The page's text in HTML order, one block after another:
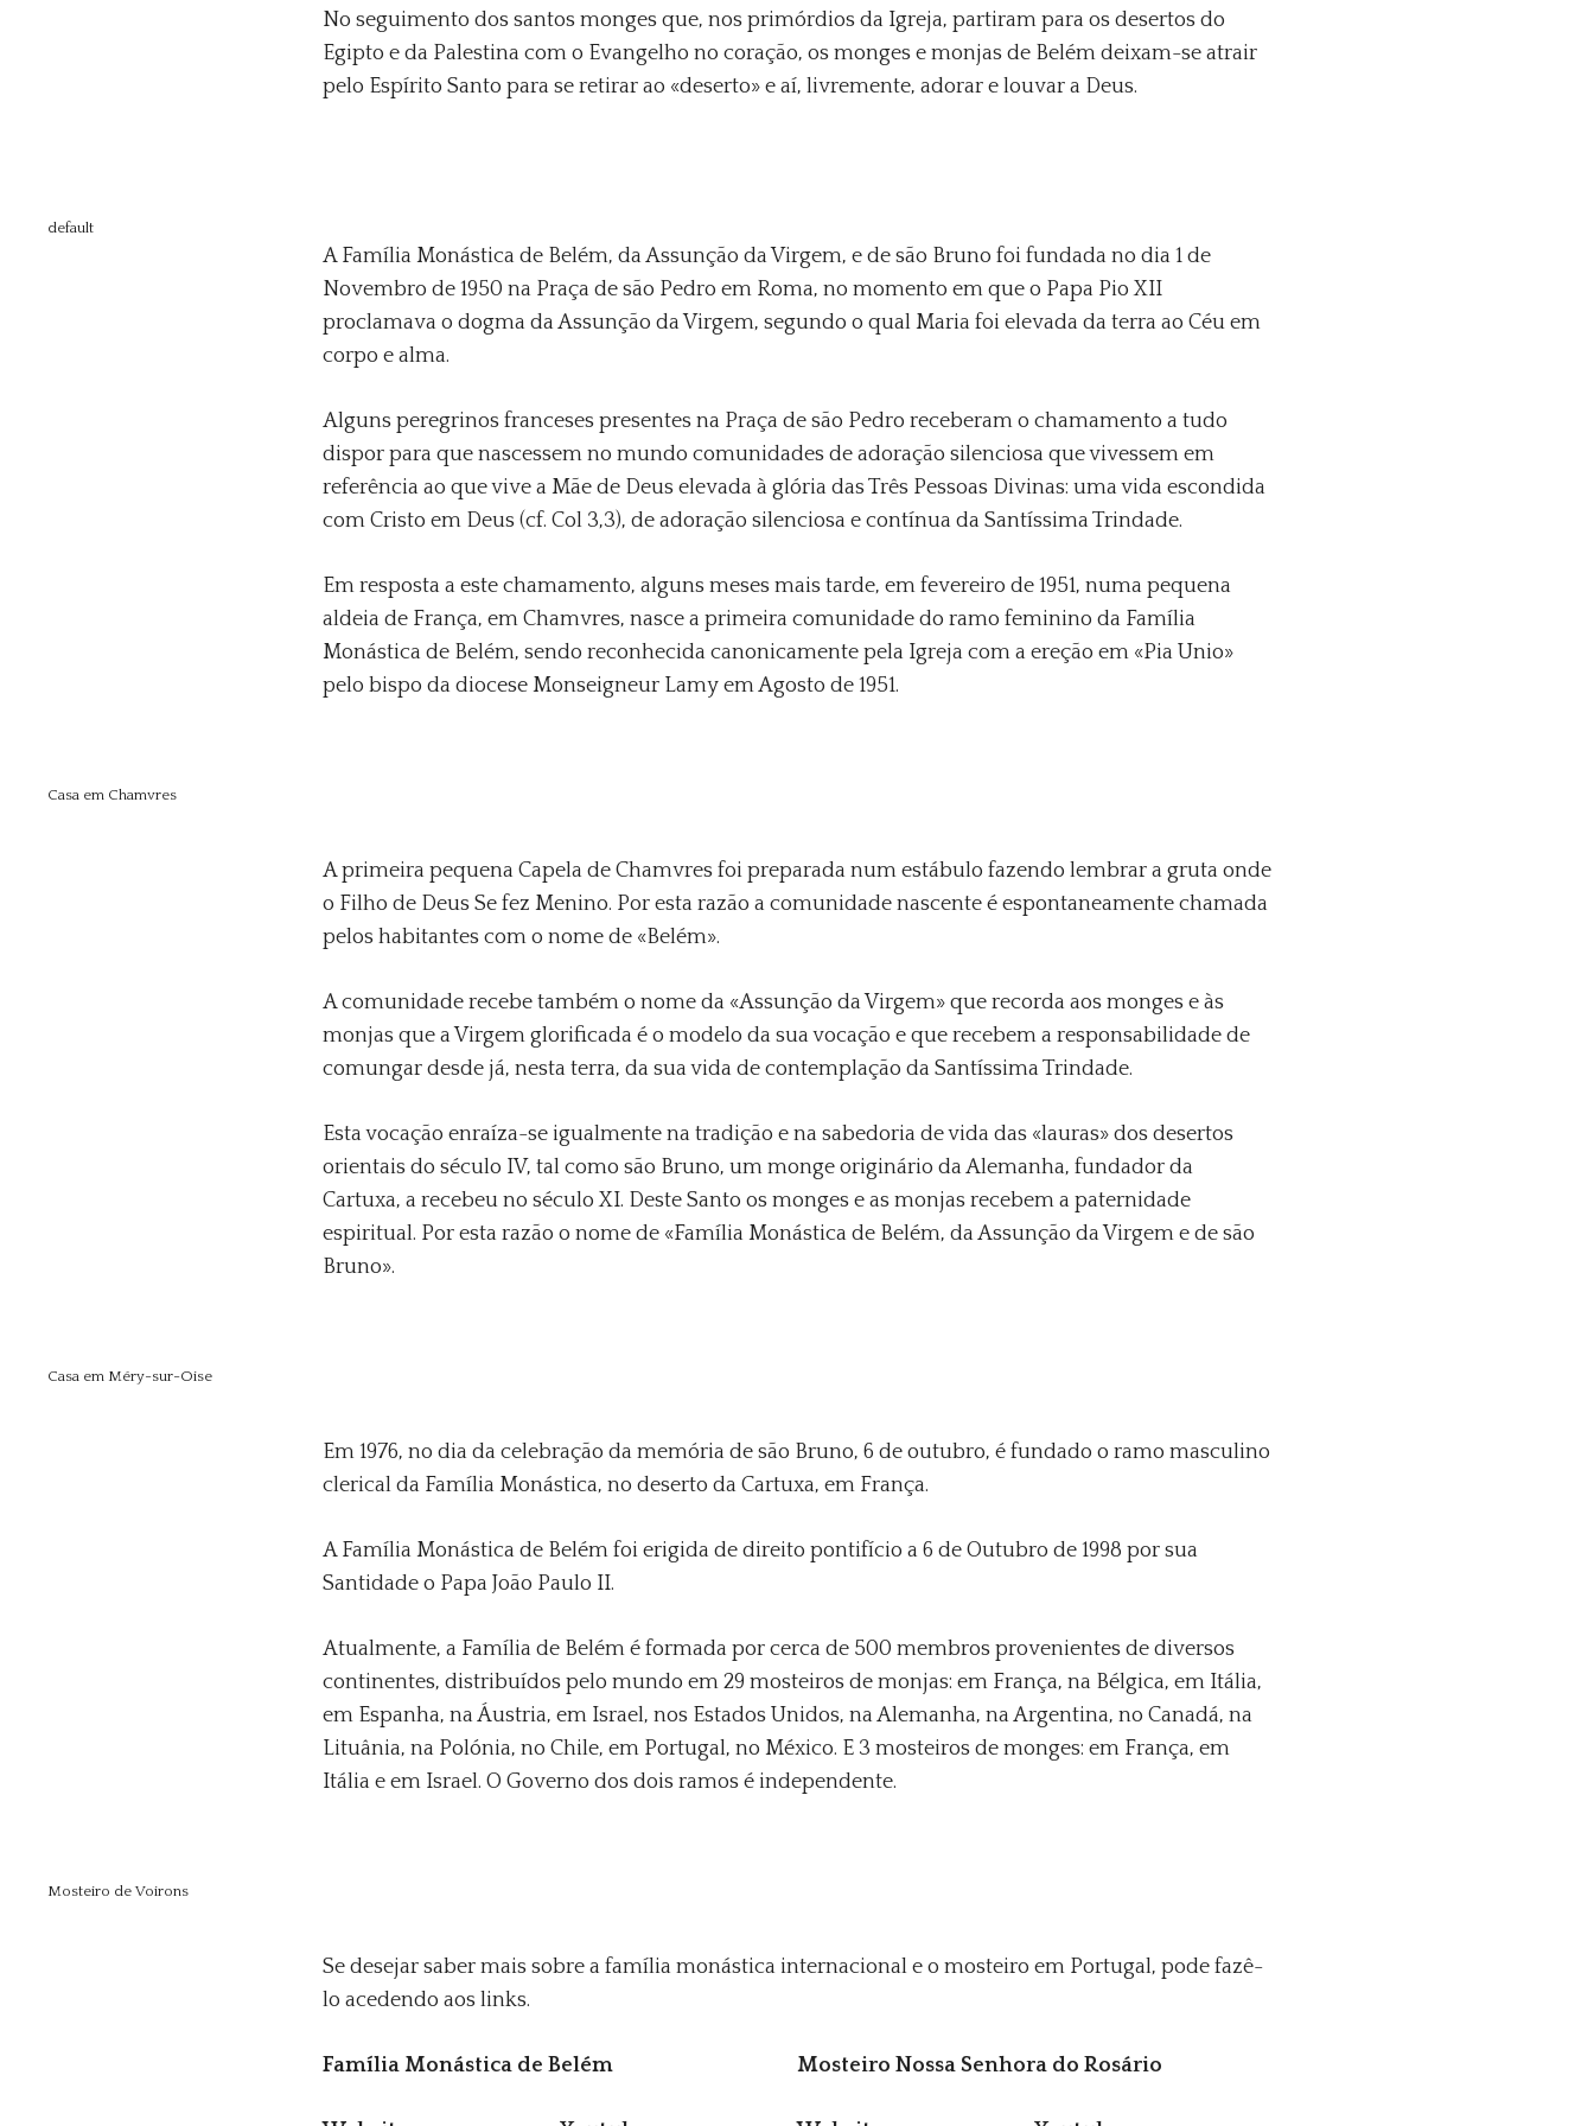
No seguimento dos santos monges que, nos primórdios da Igreja, partiram para os desertos do
Egipto e da Palestina com o Evangelho no coração, os monges e monjas de Belém deixam-se atrair
pelo Espírito Santo para se retirar ao «deserto» e aí, livremente, adorar e louvar a Deus.
default
A Família Monástica de Belém, da Assunção da Virgem, e de são Bruno foi fundada no dia 1 de
Novembro de 1950 na Praça de são Pedro em Roma, no momento em que o Papa Pio XII
proclamava o dogma da Assunção da Virgem, segundo o qual Maria foi elevada da terra ao Céu em
corpo e alma.
Alguns peregrinos franceses presentes na Praça de são Pedro receberam o chamamento a tudo
dispor para que nascessem no mundo comunidades de adoração silenciosa que vivessem em
referência ao que vive a Mãe de Deus elevada à glória das Três Pessoas Divinas: uma vida escondida
com Cristo em Deus (cf. Col 3,3), de adoração silenciosa e contínua da Santíssima Trindade.
Em resposta a este chamamento, alguns meses mais tarde, em fevereiro de 1951, numa pequena
aldeia de França, em Chamvres, nasce a primeira comunidade do ramo feminino da Família
Monástica de Belém, sendo reconhecida canonicamente pela Igreja com a ereção em «Pia Unio»
pelo bispo da diocese Monseigneur Lamy em Agosto de 1951.
Casa em Chamvres
A primeira pequena Capela de Chamvres foi preparada num estábulo fazendo lembrar a gruta onde
o Filho de Deus Se fez Menino. Por esta razão a comunidade nascente é espontaneamente chamada
pelos habitantes com o nome de «Belém».
A comunidade recebe também o nome da «Assunção da Virgem» que recorda aos monges e às
monjas que a Virgem glorificada é o modelo da sua vocação e que recebem a responsabilidade de
comungar desde já, nesta terra, da sua vida de contemplação da Santíssima Trindade.
Esta vocação enraíza-se igualmente na tradição e na sabedoria de vida das «lauras» dos desertos
orientais do século IV, tal como são Bruno, um monge originário da Alemanha, fundador da
Cartuxa, a recebeu no século XI. Deste Santo os monges e as monjas recebem a paternidade
espiritual. Por esta razão o nome de «Família Monástica de Belém, da Assunção da Virgem e de são
Bruno».
Casa em Méry-sur-Oise
Em 1976, no dia da celebração da memória de são Bruno, 6 de outubro, é fundado o ramo masculino
clerical da Família Monástica, no deserto da Cartuxa, em França.
A Família Monástica de Belém foi erigida de direito pontifício a 6 de Outubro de 1998 por sua
Santidade o Papa João Paulo II.
Atualmente, a Família de Belém é formada por cerca de 500 membros provenientes de diversos
continentes, distribuídos pelo mundo em 29 mosteiros de monjas: em França, na Bélgica, em Itália,
em Espanha, na Áustria, em Israel, nos Estados Unidos, na Alemanha, na Argentina, no Canadá, na
Lituânia, na Polónia, no Chile, em Portugal, no México. E 3 mosteiros de monges: em França, em
Itália e em Israel. O Governo dos dois ramos é independente.
Mosteiro de Voirons
Se desejar saber mais sobre a família monástica internacional e o mosteiro em Portugal, pode fazê-
lo acedendo aos links.
Família Monástica de Belém Mosteiro Nossa Senhora do Rosário